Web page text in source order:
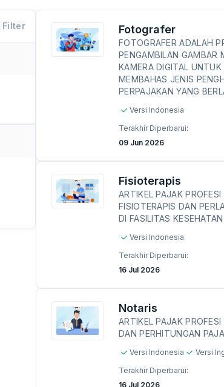
Filter Fotografer
FOTOGRAFER ADALAH
PENGAMBILAN GAMBAR
KAMERA DIGITAL UNTUK
MEMBAHAS JENIS
PERPAJAKAN YANG
Versi Indonesia
Terakhir Diperbarui:
09 Jun 2026
Fisioterapis
ARTIKEL PAJAK
FISIOTERAPIS DAN
DI FASILITAS
Versi Indonesia
Terakhir Diperbarui:
16 Jul 2026
Notaris
ARTIKEL PAJAK
DAN PERHITUNGAN
Versi Indonesia
Versi
Terakhir Diperbarui:
16 Jul 2026